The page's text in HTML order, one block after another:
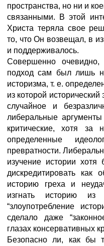
пространства, но ни и
связанными. В этой
Христа теряла свое
то, что Он возвещал, в
и поддерживалось.
Совершенно очевидно,
подход сам был лишь
историзма, т. е.
из которой
случайное и
либеральные
критические, хотя за
определенные
превратности.
изучение истории
дискредитировать как
историю греха и
изгнать историю из
“злоупотребление
сделало даже
глазах консервативных
Безопасно ли, как бы